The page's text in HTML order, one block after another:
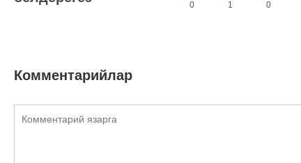
0 1 0
Комментарийлар